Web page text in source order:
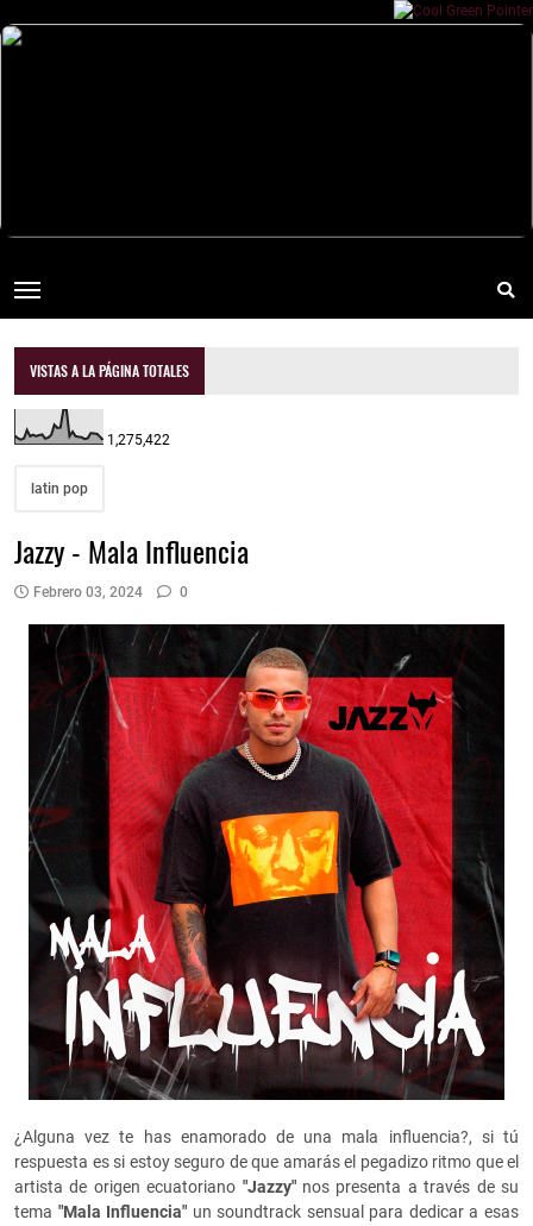
VISTAS A LA PÁGINA TOTALES
1,275,422
latin pop
Jazzy - Mala Influencia
Febrero 03, 2024 0
¿Alguna vez te has enamorado de una mala influencia?, si tú
respuesta es si estoy seguro de que amarás el pegadizo ritmo que el
artista de origen ecuatoriano "Jazzy" nos presenta a través de su
tema "Mala Influencia" un soundtrack sensual para dedicar a esas